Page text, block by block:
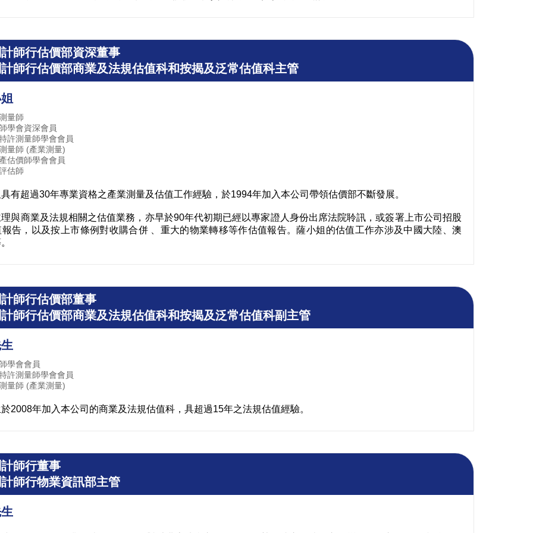
師行估價部資深董事
師行估價部商業及法規估值科和按揭及泛常估值科主管
量師
學會資深會員
許測量師學會會員
量師 (產業測量)
估價師學會會員
估師
有超過30年專業資格之產業測量及估值工作經驗，於1994年加入本公司帶領估價部不斷發展。
與商業及法規相關之估值業務，亦早於90年代初期已經以專家證人身份出席法院聆訊，或簽署上市公司招股
告，以及按上市條例對收購合併 、重大的物業轉移等作估值報告。薩小姐的估值工作亦涉及中國大陸、澳
師行估價部董事
師行估價部商業及法規估值科和按揭及泛常估值科副主管
學會會員
許測量師學會會員
量師 (產業測量)
2008年加入本公司的商業及法規估值科，具超過15年之法規估值經驗。
師行董事
師行物業資訊部主管